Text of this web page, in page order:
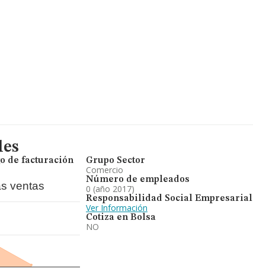
de facturación
ventas
Grupo Sector
Comercio
Número de empleados
0 (año 2017)
Responsabilidad Social Empresarial
Ver Información
Cotiza en Bolsa
NO